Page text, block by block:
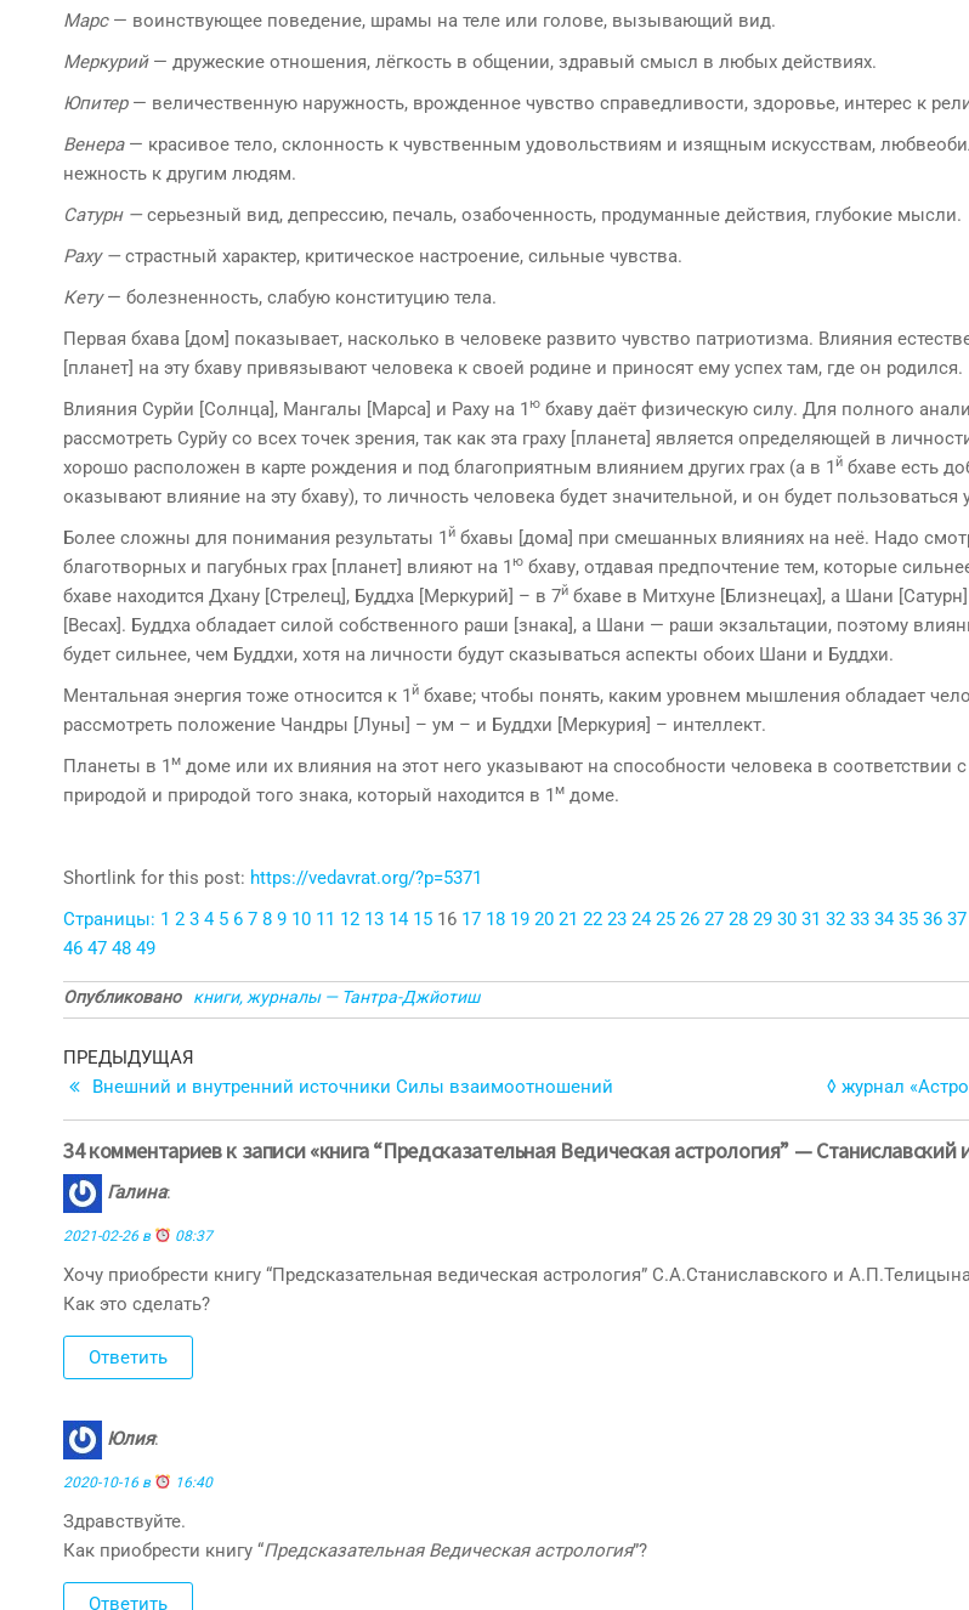
Марс — воинствующее поведение, шрамы на теле или голове, вызывающий вид.
Меркурий — дружеские отношения, лёгкость в обще­нии, здравый смысл в любых действиях.
Юпитер — величественную наружность, врожденное чувство справедливости, здоровье, интерес к
Венера — красивое тело, склонность к чувственным удовольствиям и изящным искусствам,
нежность к другим людям.
Сатурн —серьезный вид, депрессию, печаль, озабо­ченность, продуманные действия, глубокие мысли.
Раху —страстный характер, критическое настроение, сильные чувства.
Кету— болезненность, слабую конституцию тела.
Первая бхава [дом] показывает, насколько в человеке развито чувство патриотизма. Влияния
[планет] на эту бхаву привязывают человека к своей родине и приносят ему успех там, где он родился.
Влияния Сyрйи [Солнца], Мангалы [Марса] и Раху на 1ю бхаву даёт физическую силу. Для полного
рассмотреть Сyрйу со всех точек зрения, так как эта граху [пла­нета] является определяющей в
хорошо расположен в карте рождения и под благопри­ятным влиянием других грах (а в 1й бхаве есть
оказывают влияние на эту бхаву), то личность человека будет значительной, и он будет
Более сложны для понимания результаты 1й бхавы [дома] при смешанных влияниях на неё. Надо
благотворных и пагубных грах [планет] влияют на 1ю бхаву, отдавая предпочтение тем, которые
бхаве находится Дхану [Стрелец], Буддха [Меркурий] – в 7й бхаве в Митхуне [Близнецах], а Шани
[Весах]. Буддха обладает силой собственного раши [знака], а Шани — раши экзальтации, поэтому
будет сильнее, чем Буддхи, хотя на личности будут сказываться аспекты обоих Шани и Буддхи.
Ментальная энергия тоже относится к 1й бхаве; что­бы понять, каким уровнем мышления обладает
рассмотреть положение Чандры [Луны] – ум – и Буддхи [Меркурия] – интеллект.
Планеты в 1м доме или их влияния на этот него указы­вают на способности человека в соответствии с
природой и природой того знака, который на­ходится в 1м доме.
Shortlink for this post: https://vedavrat.org/?p=5371
Страницы: 1 2 3 4 5 6 7 8 9 10 11 12 13 14 15 16 17 18 19 20 21 22 23 24 25 26 27 28 29 30 31 32 33 34 35 36 37
46 47 48 49
Опубликовано книги, журналы — Тантра-Джйотиш
Навигация
по
записям
Предыдущая
запись
ПРЕДЫДУЩАЯ
Внешний и внутренний источники Силы взаимоотношений
◊ журнал
34 комментариев к записи «книга “Предсказательная Ведическая астрология” — Станиславский
Галина:
2021-02-26 в 08:37
Хочу приобрести книгу “Предсказательная ведическая астрология” С.А.Станиславского и
Как это сделать?
Ответить
Юлия:
2020-10-16 в 16:40
Здравствуйте.
Как приобрести книгу “Предсказательная Ведическая астрология”?
Ответить